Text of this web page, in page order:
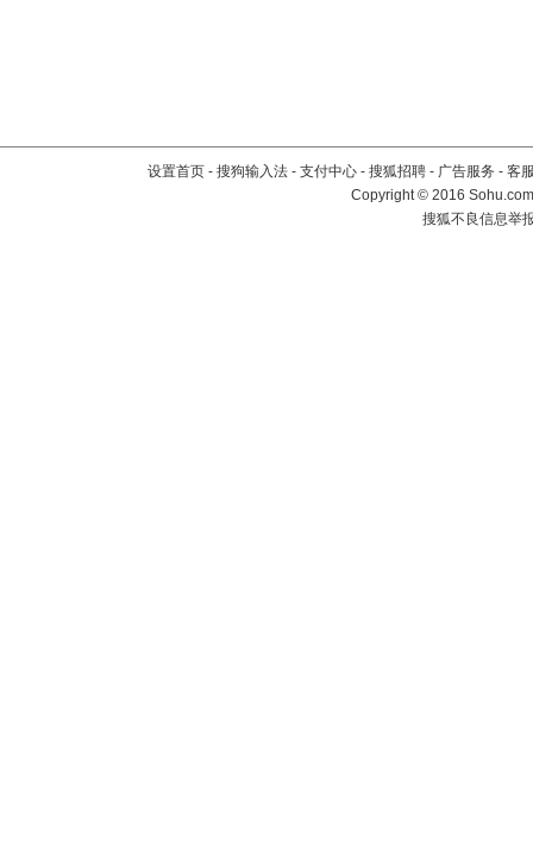
设置首页 - 搜狗输入法 - 支付中心 - 搜狐招聘 - 广告服务 - 客
Copyright©2016
搜狐不良信息举